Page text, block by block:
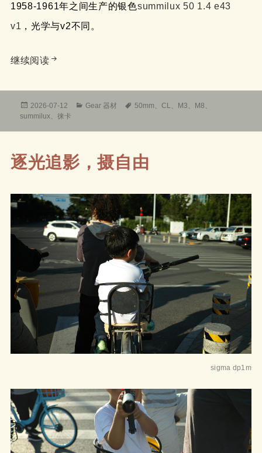
1958-1961年之间生产的银色summilux 50 1.4 e43
v1 ，光学与v2不同。
继续阅读徕卡 LEICA summilux m50/1.4 v2 和 v1 E43 使
发
布
2026-07-12
分
Gear 器材
标
50mm 、CL 、 M3 、 M8 、
summilux、徕卡
逐光追影，摄自由
sigma dp1m